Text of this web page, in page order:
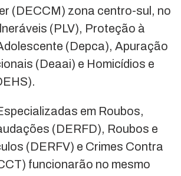
(DECCM) zona centro-sul, no
(PLV), Proteção à
(Depca), Apuração
(Deaai) e Homicídios e
em Roubos,
(DERFD), Roubos e
(DERFV) e Crimes Contra
funcionarão no mesmo